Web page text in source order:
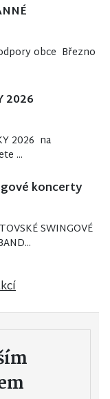
obce Březno
2026
2026 na
...
koncerty
SWINGOVÉ